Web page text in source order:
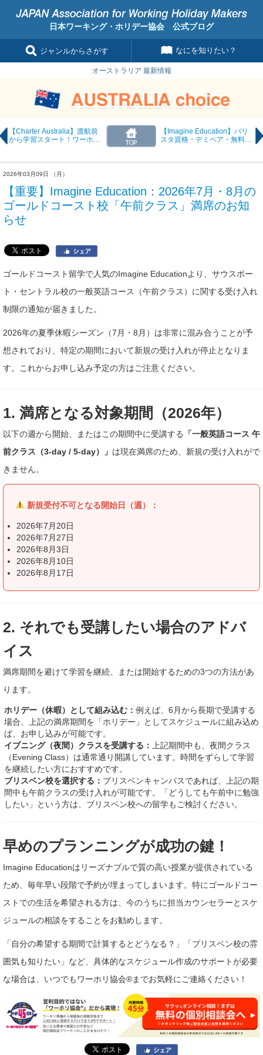
日本ワーキング・ホリデー協会 公式ブログ
ジャンルからさがす なにを知りたい？
オーストラリア 最新情報
【Charter Australia】渡航前
から学習スタート！ワーホリ
始
【Imagine Education】バリ
スタ資格・デミペア・無料特
ログラム
2026年03月09日 （月）
【重要】Imagine Education：2026年7月・8月の
ゴールドコースト校「午前クラス」満席のお知
らせ
ゴールドコースト留学で人気のImagine Educationより、サウスポー
ト・セントラル校の一般英語コース（午前クラス）に関する受け入れ
制限の通知が届きました。
2026年の夏季休暇シーズン（7月・8月）は非常に混み合うことが予
想されており、特定の期間において新規の受け入れが停止となりま
す。これからお申し込み予定の方はご注意ください。
1. 満席となる対象期間（2026年）
以下の週から開始、またはこの期間中に受講する
「一般英語コース 午
前クラス（3-day / 5-day）」 は現在満席のため、新規の受け入れがで
きません。
新規受付不可となる開始日（週）：
2026年7月20日
2026年7月27日
2026年8月3日
2026年8月10日
2026年8月17日
2. それでも受講したい場合のアドバ
イス
満席期間を避けて学習を継続、または開始するための3つの方法があ
ります。
ホリデー（休暇）として組み込む： 例えば、6月から長期で受講する
場合、上記の満席期間を「ホリデー」としてスケジュールに組み込め
ば、お申し込みが可能です。
イブニング（夜間）クラスを受講する：
上記期間中も、夜間クラス
（Evening Class）は通常通り開講しています。時間をずらして学習
を継続したい方におすすめです。
ブリスベン校を選択する： ブリスベンキャンパスであれば、上記の期
間中も午前クラスの受け入れが可能です。「どうしても午前中に勉強
したい」という方は、ブリスベン校への留学もご検討ください。
早めのプランニングが成功の鍵！
Imagine Educationはリーズナブルで質の高い授業が提供されている
ため、毎年早い段階で予約が埋まってしまいます。特にゴールドコー
ストでの生活を希望される方は、今のうちに担当カウンセラーとスケ
ジュールの相談をすることをお勧めします。
「自分の希望する期間で計算するとどうなる？」「ブリスベン校の雰
囲気も知りたい」など、具体的なスケジュール作成のサポートが必要
な場合は、いつでもワーホリ協会®までお気軽にご連絡ください！